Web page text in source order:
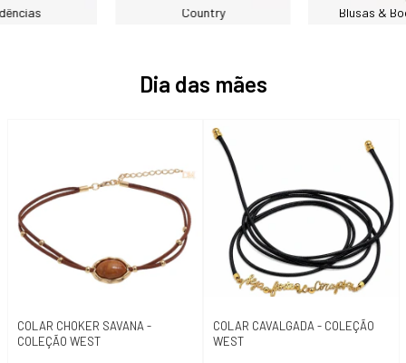
Country Blusas &
Dia das mães
COLAR CHOKER SAVANA -
COLEÇÃO WEST
COLAR CAVALGADA - COLEÇÃO
WEST